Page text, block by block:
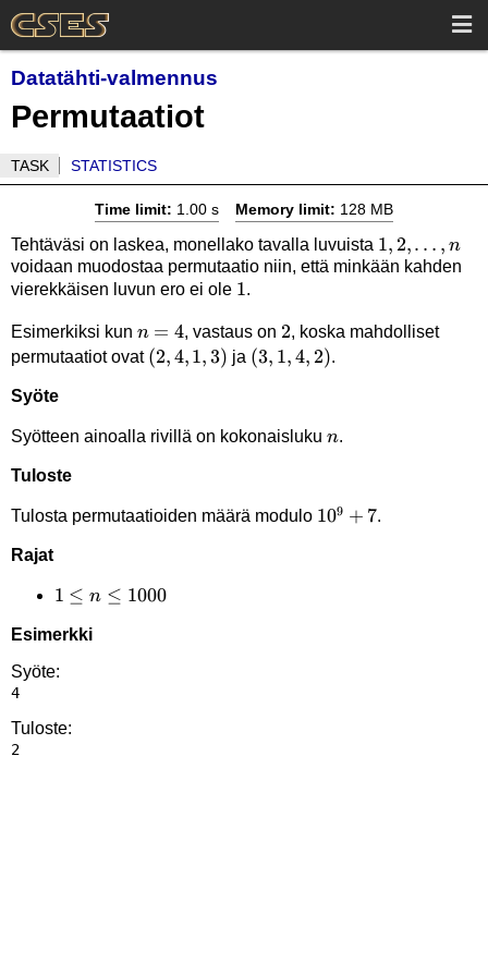
Datatähti-valmennus
Permutaatiot
TASK STATISTICS
Time limit: 1.00 s Memory limit: 128 MB
Tehtäväsi on laskea, monellako tavalla luvuista 1,2,\ldots,n
1, 2,… , n
voidaan muodostaa permutaatio niin, että minkään kahden
vierekkäisen luvun ero ei ole 1
1.
Esimerkiksi kun n=4
n = 4, vastaus on 2
2, koska mahdolliset
permutaatiot ovat (2,4,1,3)
(2,4,1, 3) ja (3,1,4,2)
(3, 1, 4, 2).
Syöte
Syötteen ainoalla rivillä on kokonaisluku n
n.
Tuloste
Tulosta permutaatioiden määrä modulo 10^9+7
109 + 7.
Rajat
1 \le
\le
1000
1 ≤ n ≤ 1000
Esimerkki
Syöte:
4
Tuloste:
2